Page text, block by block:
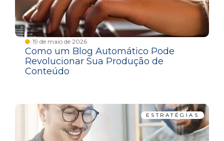
19 de maio de 2026
Como um Blog Automático Pode
Revolucionar Sua Produção de
Conteúdo
ESTRATÉGIAS